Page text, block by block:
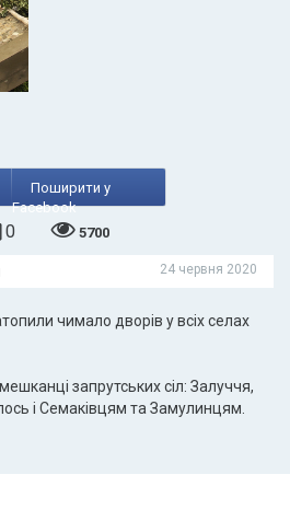
Поширити у
Facebook
0 5700
24 червня 2020
чимало дворів у всіх селах
запрутських сіл: Залуччя,
і Семаківцям та Замулинцям.